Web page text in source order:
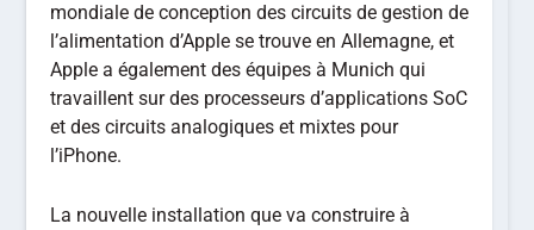
mondiale de conception des circuits de gestion de
l’alimentation d’Apple se trouve en Allemagne, et
Apple a également des équipes à Munich qui
travaillent sur des processeurs d’applications SoC
et des circuits analogiques et mixtes pour
l’iPhone.
La nouvelle installation que va construire à